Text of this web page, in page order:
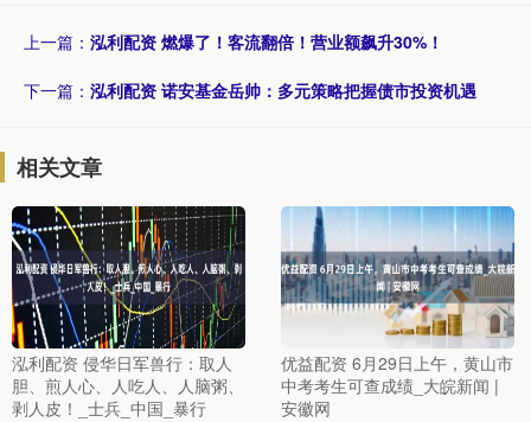
上一篇： 泓利配资 燃爆了！客流翻倍！营业额飙升30%！
下一篇： 泓利配资 诺安基金岳帅：多元策略把握债市投资机遇
相关文章
泓利配资 侵华日军兽行：取人
胆、煎人心、人吃人、人脑粥、
剥人皮！_士兵_中国_暴行
优益配资 6月29日上午，黄山市
中考考生可查成绩_大皖新闻 |
安徽网